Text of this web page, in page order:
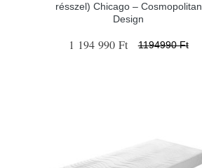
résszel) Chicago – Cosmopolitan
Design
1 194 990 Ft 1194990 Ft